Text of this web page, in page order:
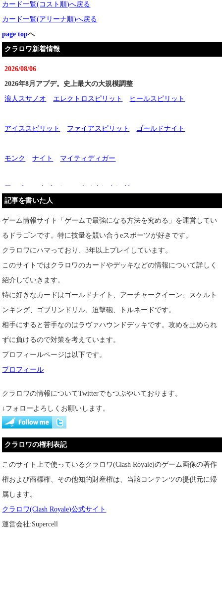
カード一覧(コスト順)へ戻る
カード一覧(アリーナ順)へ戻る
page topへ
クラロワ新着情報
2026/08/06
2026年8月アプデ。史上最大の大規模調整
浪人スサノオ
エレクトロスピリット ヒールスピリット
アイススピリット ファイアスピリット ゴールドナイト
モンク ナイト マイティディガー
アーチャークイーン スケルトンキング
リトルプリンス ゴブリンシュタイン
マスケット銃士 ウィザード ジャイアント
エアバルーン 巨大クロスボウ
ネクロマンサー バトルヒーラー ゴブリンマシン
鍛冶屋ジャイアント ボイド メガガーゴイル
バーバリアン
ローリングバーバリアン バーバリアンの小屋
ゴブリン ゴブリンの呪い
記事を書いた人
ゲーム情報サイト「ゲームで最強になる方法を究める」を運営してい
るドラゴンです。特に技量を競い合うeスポーツが好きです。
クラロワにハマっており、3年以上プレイしています。
このサイトではクラロワのカードやデッキなどの情報について詳しく
紹介していきます。
特に好きなカードはゴールドナイト、アーチャークイーン、スケルト
ンキング、ゴブリンドリル、迫撃砲、トルネードです。
相手にすると苦手なのはラヴァハウンドデッキです。攻めを止められ
ずに負けるので対策を考えています。
プロフィールページは以下です。
プロフィール
クラロワの情報についてTwitterでもつぶやいております。
↓フォローよろしくお願いします。
クラロワの権利表記
このサイト上で使っているクラロワ(Clash Royale)のゲーム画像の著作
権および商標権、その他知的財産権は、当該コンテンツの提供元に帰
属します。
クラロワ(Clash Royale)公式サイト
運営会社:Supercell